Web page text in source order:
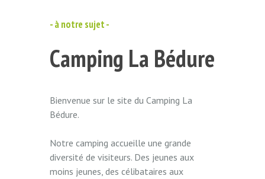
- à notre sujet -
Camping La Bédure
Bienvenue sur le site du Camping La
Bédure.
Notre camping accueille une grande
diversité de visiteurs. Des jeunes aux
moins jeunes, des célibataires aux